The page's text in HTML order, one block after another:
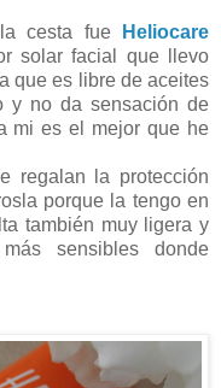
cesta fue
Heliocare
solar facial que llevo
que es libre de aceites
y no da sensación de
mi es el mejor que he
regalan la protección
porque la tengo en
también muy ligera y
sensibles donde